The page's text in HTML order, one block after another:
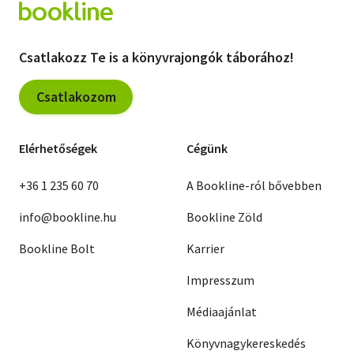
Csatlakozz Te is a könyvrajongók táborához!
Csatlakozom
Elérhetőségek
+36 1 235 60 70
info@bookline.hu
Bookline Bolt
Cégünk
A Bookline-ról bővebben
Bookline Zöld
Karrier
Impresszum
Médiaajánlat
Könyvnagykereskedés